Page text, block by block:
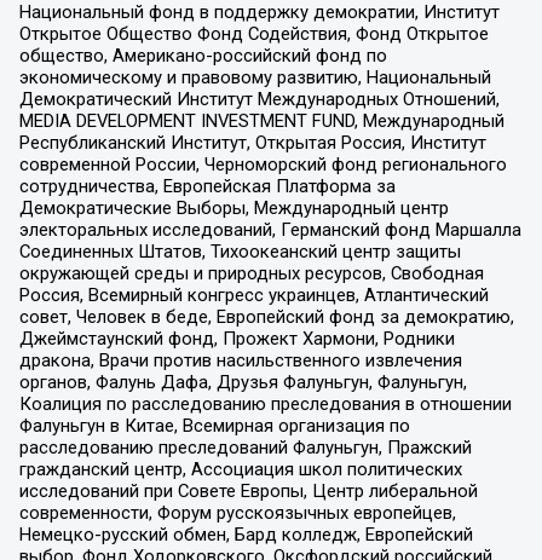
Национальный фонд в поддержку демократии, Институт
Открытое Общество Фонд Содействия, Фонд Открытое
общество, Американо-российский фонд по
экономическому и правовому развитию, Национальный
Демократический Институт Международных Отношений,
MEDIA DEVELOPMENT INVESTMENT FUND, Международный
Республиканский Институт, Открытая Россия, Институт
современной России, Черноморский фонд регионального
сотрудничества, Европейская Платформа за
Демократические Выборы, Международный центр
электоральных исследований, Германский фонд Маршалла
Соединенных Штатов, Тихоокеанский центр защиты
окружающей среды и природных ресурсов, Свободная
Россия, Всемирный конгресс украинцев, Атлантический
совет, Человек в беде, Европейский фонд за демократию,
Джеймстаунский фонд, Прожект Хармони, Родники
дракона, Врачи против насильственного извлечения
органов, Фалунь Дафа, Друзья Фалуньгун, Фалуньгун,
Коалиция по расследованию преследования в отношении
Фалуньгун в Китае, Всемирная организация по
расследованию преследований Фалуньгун, Пражский
гражданский центр, Ассоциация школ политических
исследований при Совете Европы, Центр либеральной
современности, Форум русскоязычных европейцев,
Немецко-русский обмен, Бард колледж, Европейский